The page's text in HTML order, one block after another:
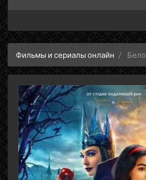
Фильмы и сериалы онлайн